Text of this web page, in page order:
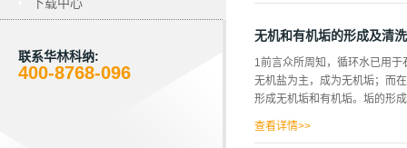
联系华林科纳:
400-8768-096
溶液清洗时的二次污染。与此
受到损伤或发生晶体缺陷。在
ＨＦ并不溶解锗Ｏ或其他非正
并且不与锗发生反应的盐酸进
的氧化物薄膜，因此可以采用
以紫外线／臭氧代替H2...
无机和有机垢的形成及清洗
1前言众所周知，循环水已用
无机盐为主，成为无机垢；而
形成无机垢和有机垢。垢的形
查看详情>>